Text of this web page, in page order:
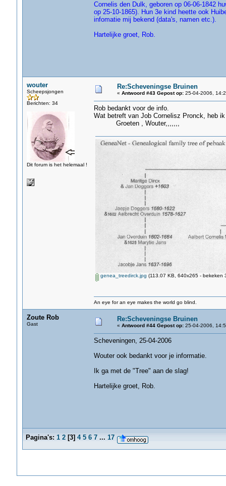
Cornelis den Dulk, geboren op 06-06-1842
op 25-10-1865). Hun 3e kind heette ook
infomatie mij bekend (data's, namen etc.).
Hartelijke groet, Rob.
wouter
Scheepsjongen
Berichten: 34
Dit forum is het helemaal !
Re:Scheveningse Bruinen
« Antwoord #43 Gepost op:25-04-2006,
Rob bedankt voor de info.
Wat betreft van Job Cornelisz Pronck, heb
Groeten , Wouter,,,,,,,
genea_treedirck.jpg (113.07 KB, 640x265 - bekeken
An eye for an eye makes the world go blind.
Zoute Rob
Gast
Re:Scheveningse Bruinen
« Antwoord #44 Gepost op:25-04-2006,
Scheveningen, 25-04-2006
Wouter ook bedankt voor je informatie.
Ik ga met de "Tree" aan de slag!
Hartelijke groet, Rob.
Pagina's: 1 2[3] 4 5 6 7 ... 17